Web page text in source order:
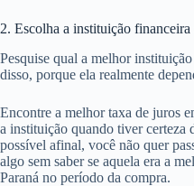
2. Escolha a instituição financeira
Pesquise qual a melhor
disso, porque ela realmente
Encontre a melhor taxa de juros
a instituição quando tiver certeza
possível afinal, você não quer
algo sem saber se aquela era a
Paraná no período da compra.